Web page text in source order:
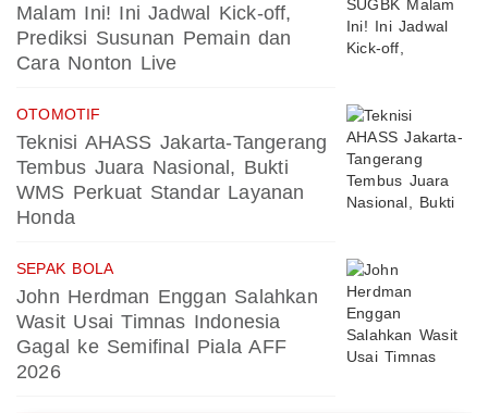
Malam Ini! Ini Jadwal Kick-off,
Prediksi Susunan Pemain dan
Cara Nonton Live
OTOMOTIF
Teknisi AHASS Jakarta-Tangerang
Tembus Juara Nasional, Bukti
WMS Perkuat Standar Layanan
Honda
SEPAK BOLA
John Herdman Enggan Salahkan
Wasit Usai Timnas Indonesia
Gagal ke Semifinal Piala AFF
2026